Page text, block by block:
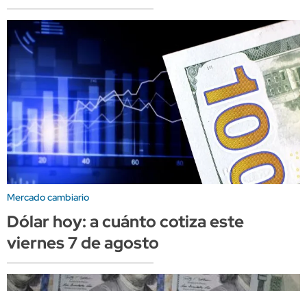
Mercado cambiario
Dólar hoy: a cuánto cotiza este
viernes 7 de agosto